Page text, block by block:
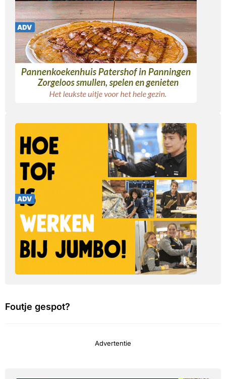
Foutje gespot?
Advertentie